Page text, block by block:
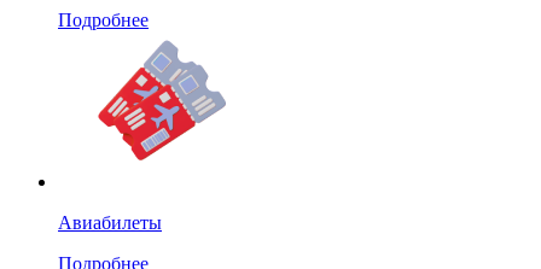
Подробнее
Авиабилеты
Подробнее